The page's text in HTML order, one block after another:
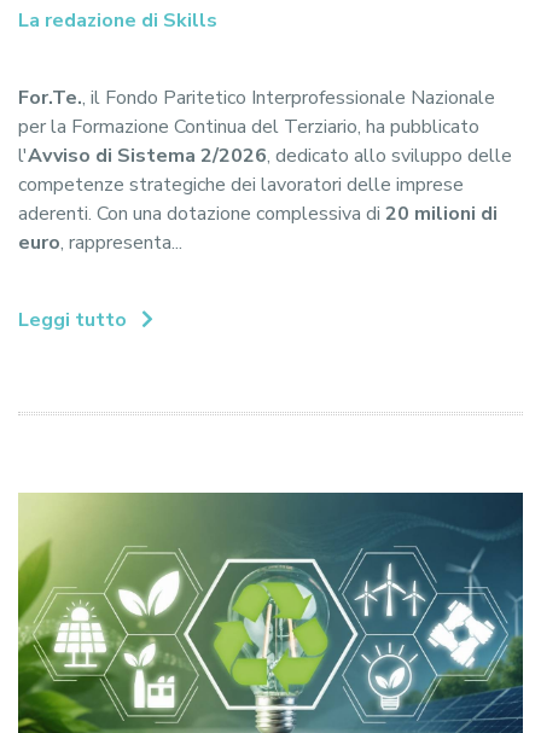
La redazione di Skills
For.Te., il Fondo Paritetico Interprofessionale Nazionale
per la Formazione Continua del Terziario, ha pubblicato
l'Avviso di Sistema 2/2026, dedicato allo sviluppo delle
competenze strategiche dei lavoratori delle imprese
aderenti. Con una dotazione complessiva di 20 milioni di
euro, rappresenta...
Leggi tutto